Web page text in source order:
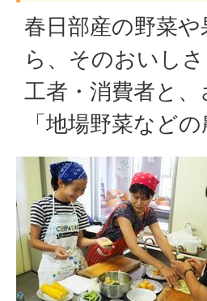
春日部産の野菜
ら、そのおいし
工者・消費者と
「地場野菜など